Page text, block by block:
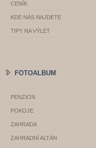
CENÍK
KDE NÁS NAJDETE
TIPY NA VÝLET
FOTOALBUM
PENZION
POKOJE
ZAHRADA
ZAHRADNÍ ALTÁN